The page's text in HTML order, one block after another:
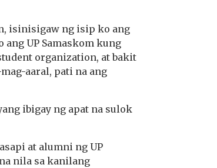
isinisigaw ng isip ko ang
ang UP Samaskom kung
organization, at bakit
aaral, pati na ang
ibigay ng apat na sulok
at alumni ng UP
nila sa kanilang